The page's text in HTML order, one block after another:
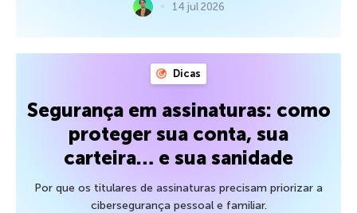
14 jul 2026
Dicas
Segurança em assinaturas: como
proteger sua conta, sua
carteira… e sua sanidade
Por que os titulares de assinaturas precisam priorizar a
cibersegurança pessoal e familiar.